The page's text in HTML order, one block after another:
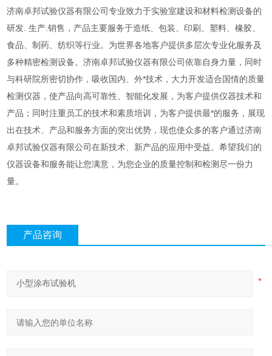
济南卓邦试验仪器有限公司专业致力于实验室建设和材料检测设备的
研发. 生产.销售，产品主要服务于造纸、包装、印刷、塑料、橡胶、
食品、制药、纺织等行业。为世界各地客户提供多层次专业化服务及
多种精密检测设备。济南卓邦试验仪器有限公司依靠自身力量，同时
与科研院所密切协作，吸收国内、外*技术，大力开发适合国情的质量
检测仪器，使产品向高可靠性、智能化发展，为客户提供仪器技术和
产品；同时注重员工的技术和素质培训，为客户提供最*的服务，展现
出在技术、产品和服务方面的突出优势，现也使众多的客户通过济南
卓邦试验仪器有限公司在新技术、新产品的应用中受益。希望我们的
仪器设备和服务能让您满意，为您企业的质量控制和检测尽一份力
量。
产品咨询